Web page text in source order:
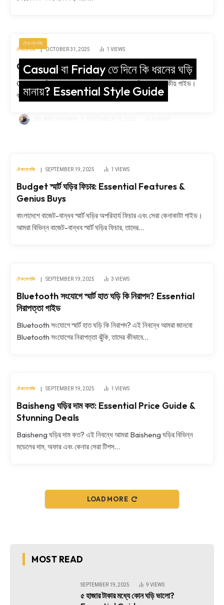
টেকনোলজি OCTOBER 31, 2025 1 VIEWS
Curren ঘড়ির দাম কত? Essential Price Guide
Curren ঘড়ির দাম কত? বাংলাদেশ সেরা দামের একটি অত্যাবশ্যকীয় গাইড।
বাংলাদেশে Curren ঘড়ির দাম কত, তা জানতে…
টেকনোলজি
Casual বা Friday তে দিনে কি ধরনের ঘড়ি
মানায়? Essential Style Guide
টেকনোলজি SEPTEMBER 19, 2025 1 VIEWS
Budget স্মার্ট ঘড়ির ফিচার: Essential Features &
Genius Buys
বাংলাদেশে বাজেট-বান্ধব স্মার্ট ঘড়ির অপরিহার্য ফিচার এবং সেরা কেনাকাটা গাইড।
আমরা বিভিন্ন বাজেট-বান্ধব স্মার্ট ঘড়ির ফিচার, তাদের…
টেকনোলজি SEPTEMBER 19, 2025 3 VIEWS
Bluetooth সংযোগে স্মার্ট হাত ঘড়ি কি নিরাপদ? Essential
নিরাপত্তা গাইড
Bluetooth সংযোগে স্মার্ট হাত ঘড়ি কি নিরাপদ? এই নিবন্ধে আমরা জানবো
Bluetooth সংযোগের নিরাপত্তা ঝুঁকি, তাদের কীভাবে…
টেকনোলজি SEPTEMBER 19, 2025 1 VIEWS
Baisheng ঘড়ির দাম কত: Essential Price Guide &
Stunning Deals
Baisheng ঘড়ির দাম কত? এই নিবন্ধে আমরা Baisheng ঘড়ির বিভিন্ন
মডেলের দাম, অফার এবং কেনার সেরা টিপস…
LOAD MORE
MOST READ
SEPTEMBER 19, 2025 9 VIEWS
৫ হাজার টাকার মধ্যে কোন ঘড়ি ভালো?